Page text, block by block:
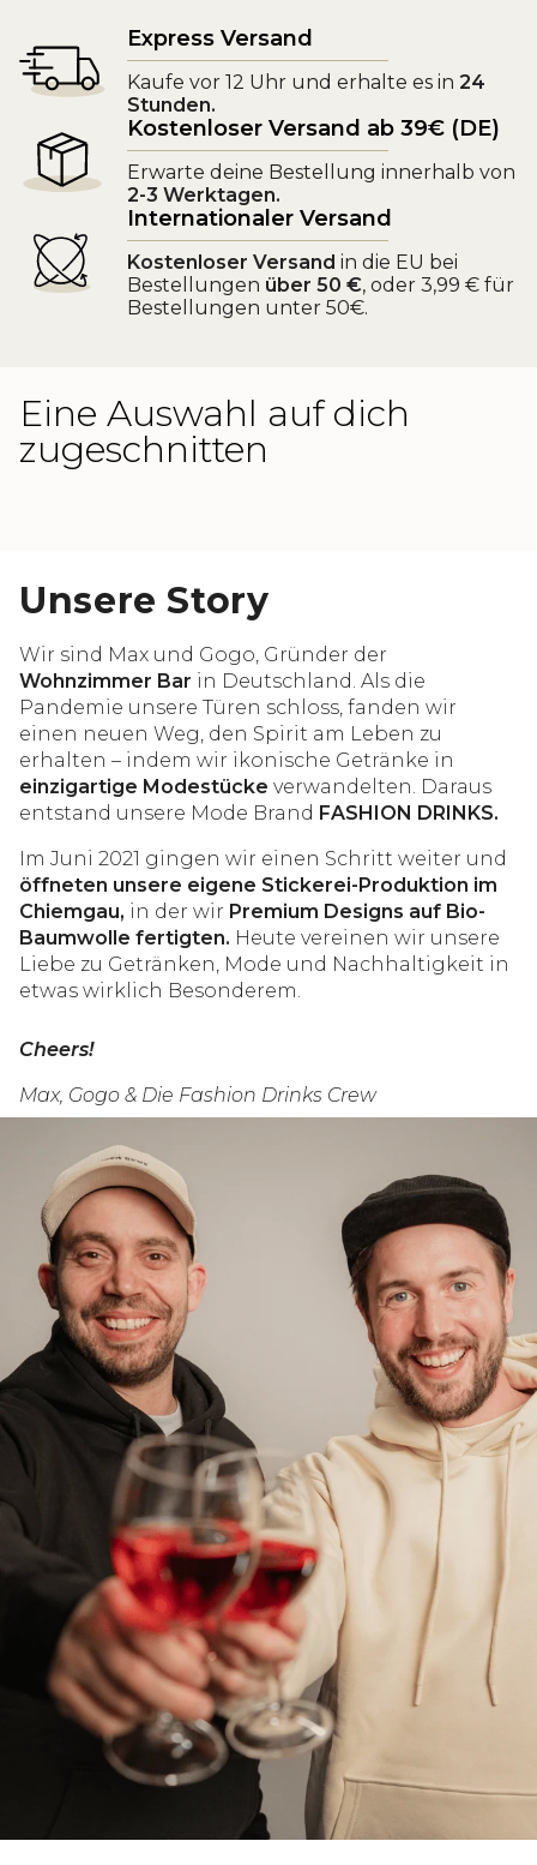
Express Versand
Kaufe vor 12 Uhr und erhalte es in 24
Stunden.
Kostenloser Versand ab 39€ (DE)
Erwarte deine Bestellung innerhalb von
2-3 Werktagen.
Internationaler Versand
Kostenloser Versand in die EU bei
Bestellungen über 50 €, oder 3,99 € für
Bestellungen unter 50€.
Eine Auswahl auf dich
zugeschnitten
Unsere Story
Wir sind Max und Gogo, Gründer der
Wohnzimmer Bar in Deutschland. Als die
Pandemie unsere Türen schloss, fanden wir
einen neuen Weg, den Spirit am Leben zu
erhalten – indem wir ikonische Getränke in
einzigartige Modestücke verwandelten. Daraus
entstand unsere Mode Brand FASHION DRINKS.
Im Juni 2021 gingen wir einen Schritt weiter und
öffneten unsere eigene Stickerei-Produktion im
Chiemgau, in der wir Premium Designs auf Bio-
Baumwolle fertigten. Heute vereinen wir unsere
Liebe zu Getränken, Mode und Nachhaltigkeit in
etwas wirklich Besonderem.
Cheers!
Max, Gogo & Die Fashion Drinks Crew